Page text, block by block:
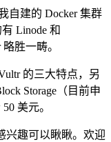
自建的 Docker 集群
Linode 和
胜一畴。
的三大特点，另
Storage（目前申
美元。
兴趣可以瞅瞅。欢迎